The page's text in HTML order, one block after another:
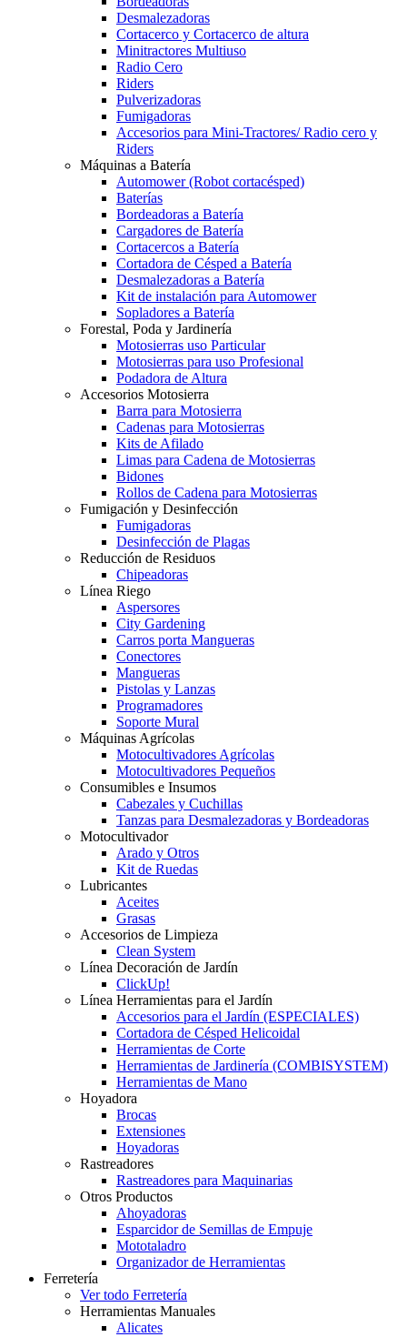
Desmalezadoras
Cortacerco y Cortacerco de altura
Minitractores Multiuso
Radio Cero
Riders
Pulverizadoras
Fumigadoras
Accesorios para Mini-Tractores/ Radio cero y
Riders
Máquinas a Batería
Automower (Robot cortacésped)
Baterías
Bordeadoras a Batería
Cargadores de Batería
Cortacercos a Batería
Cortadora de Césped a Batería
Desmalezadoras a Batería
Kit de instalación para Automower
Sopladores a Batería
Forestal, Poda y Jardinería
Motosierras uso Particular
Motosierras para uso Profesional
Podadora de Altura
Accesorios Motosierra
Barra para Motosierra
Cadenas para Motosierras
Kits de Afilado
Limas para Cadena de Motosierras
Bidones
Rollos de Cadena para Motosierras
Fumigación y Desinfección
Fumigadoras
Desinfección de Plagas
Reducción de Residuos
Chipeadoras
Línea Riego
Aspersores
City Gardening
Carros porta Mangueras
Conectores
Mangueras
Pistolas y Lanzas
Programadores
Soporte Mural
Máquinas Agrícolas
Motocultivadores Agrícolas
Motocultivadores Pequeños
Consumibles e Insumos
Cabezales y Cuchillas
Tanzas para Desmalezadoras y Bordeadoras
Motocultivador
Arado y Otros
Kit de Ruedas
Lubricantes
Aceites
Grasas
Accesorios de Limpieza
Clean System
Línea Decoración de Jardín
ClickUp!
Línea Herramientas para el Jardín
Accesorios para el Jardín (ESPECIALES)
Cortadora de Césped Helicoidal
Herramientas de Corte
Herramientas de Jardinería (COMBISYSTEM)
Herramientas de Mano
Hoyadora
Brocas
Extensiones
Hoyadoras
Rastreadores
Rastreadores para Maquinarias
Otros Productos
Ahoyadoras
Esparcidor de Semillas de Empuje
Mototaladro
Organizador de Herramientas
Ferretería
Ver todo Ferretería
Herramientas Manuales
Alicates